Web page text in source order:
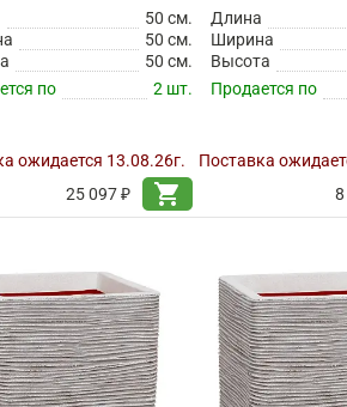
50 см.
50 см.
50 см.
по
2 шт.
ожидается 13.08.26г.
25 097 ₽
shopping_cart
Длина
Ширина
Высота
Продается по
Поставка